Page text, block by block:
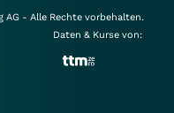
- Alle Rechte vorbehalten.
Daten & Kurse von: